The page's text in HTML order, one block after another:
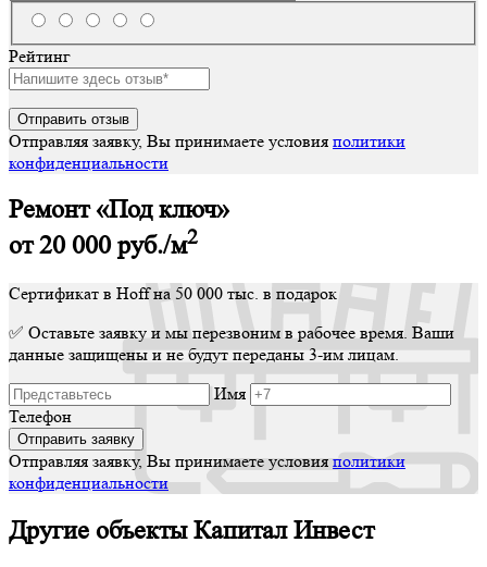
Рейтинг
Отправляя заявку, Вы принимаете условия политики
конфиденциальности
Ремонт «Под ключ»
от 20 000руб./м2
Сертификат в Hoff на 50 000 тыс. в подарок
✅ Оставьте заявку и мы перезвоним в рабочее время. Ваши
данные защищены и не будут переданы 3-им лицам.
Имя
Телефон
Отправляя заявку, Вы принимаете условияполитики
конфиденциальности
Другие объекты Капитал Инвест